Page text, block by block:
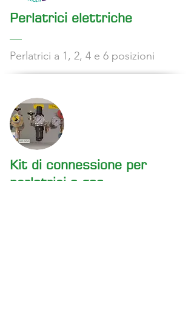
Perlatrici elettriche
Perlatrici a 1, 2, 4 e 6 posizioni
Kit di connessione per
perlatrici a gas